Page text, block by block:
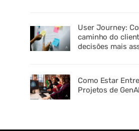
User Journey:
caminho do
decisões mais
Como Estar
Projetos de